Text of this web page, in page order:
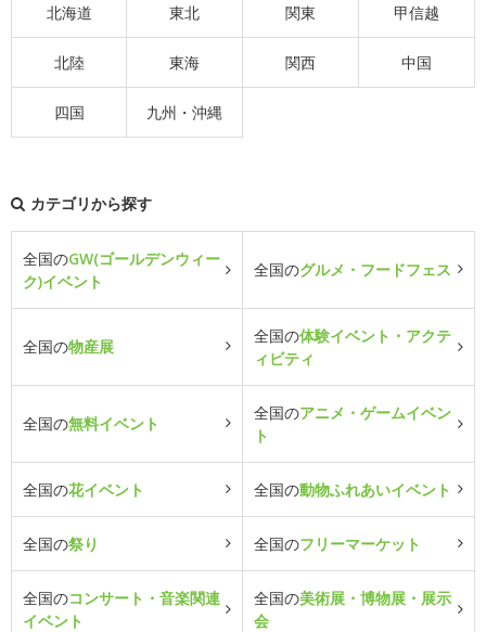
北海道 東北 関東 甲信越
北陸 東海 関西 中国
四国 九州・沖縄
カテゴリから探す
全国のGW(ゴールデンウィー
ク)イベント
全国のグルメ・フードフェス
全国の物産展
全国の体験イベント・アクテ
ィビティ
全国の無料イベント
全国のアニメ・ゲームイベン
ト
全国の花イベント 全国の動物ふれあいイベント
全国の祭り 全国のフリーマーケット
全国のコンサート・音楽関連
イベント
全国の美術展・博物展・展示
会